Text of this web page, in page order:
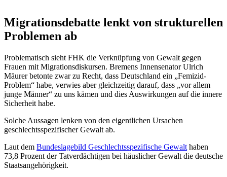
Migrationsdebatte lenkt von strukturellen
Problemen ab
Problematisch sieht FHK die Verknüpfung von Gewalt gegen
Frauen mit Migrationsdiskursen. Bremens Innensenator Ulrich
Mäurer betonte zwar zu Recht, dass Deutschland ein „Femizid-
Problem“ habe, verwies aber gleichzeitig darauf, dass „vor allem
junge Männer“ zu uns kämen und dies Auswirkungen auf die innere
Sicherheit habe.
Solche Aussagen lenken von den eigentlichen Ursachen
geschlechtsspezifischer Gewalt ab.
Laut dem Bundeslagebild Geschlechtsspezifische Gewalt haben
73,8 Prozent der Tatverdächtigen bei häuslicher Gewalt die deutsche
Staatsangehörigkeit.